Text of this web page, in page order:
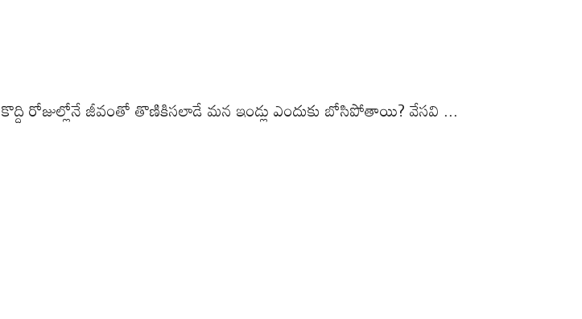
రోజుల్లోనే జీవంతో తొణికిసలాడే మన ఇండ్లు ఎందుకు బోసిపోతాయి? వేసవి ...